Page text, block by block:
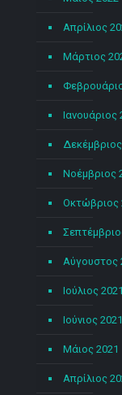
Απρίλιος
Μάρτιος
Ιανουάριος
Νοέμβριος
Οκτώβριος
Αύγουστος
Ιούλιος 2021
Ιούνιος 2021
Μάιος 2021
Απρίλιος